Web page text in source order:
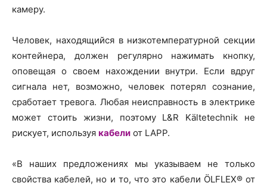
камеру.
Человек, находящийся в низкотемпературной секции
контейнера, должен регулярно нажимать кнопку,
оповещая о своем нахождении внутри. Если вдруг
сигнала нет, возможно, человек потерял сознание,
сработает тревога. Любая неисправность в электрике
может стоить жизни, поэтому L&R Kältetechnik не
рискует, используя кабели от LAPP.
«В наших предложениях мы указываем не только
свойства кабелей, но и то, что это кабели ÖLFLEX® от